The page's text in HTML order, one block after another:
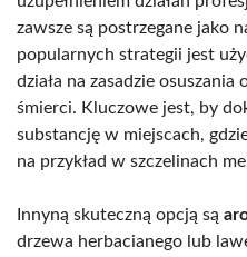
zawsze są postrzegane jako
popularnych strategii jest
działa na zasadzie
śmierci. Kluczowe jest, by
substancję w miejscach,
na przykład w szczelinach
Innyną skuteczną opcją są
drzewa herbacianego lub